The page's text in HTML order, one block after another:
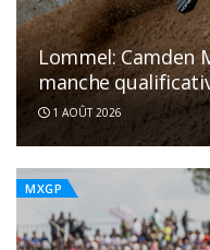
Lommel: Camden
manche
1 AOÛT 2026
MXGP